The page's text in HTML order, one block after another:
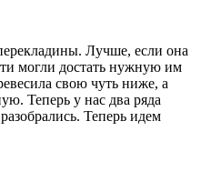
Лучше, если она
могли достать нужную им
свою чуть ниже, а
Теперь у нас два ряда
Теперь идем